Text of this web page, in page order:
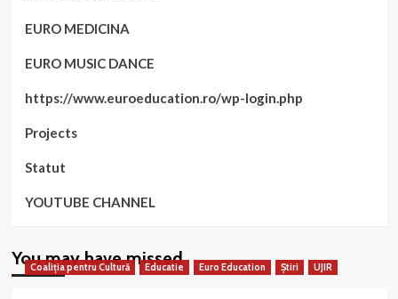
EURO MEDICINA
EURO MUSIC DANCE
https://www.euroeducation.ro/wp-login.php
Projects
Statut
YOUTUBE CHANNEL
You may have missed
Coaliția pentru Cultură Educatie Euro Education Știri UJIR